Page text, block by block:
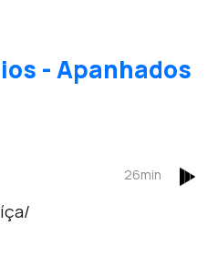
- Apanhados
26min